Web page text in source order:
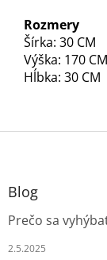
Rozmery
Šírka: 30 CM
Výška: 170 CM
Hĺbka: 30 CM
Z
Blog
Prečo sa
2.5.2025